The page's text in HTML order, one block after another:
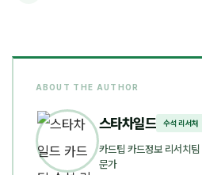
ABOUT THE AUTHOR
스타차일드 수석 리서처
카드팁 카드정보 리서치팀
문가